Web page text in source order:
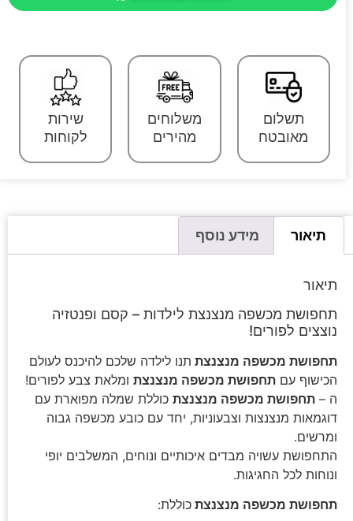
תשלום
מאובטח
משלוחים
מהירים
שירות
לקוחות
תיאור מידע נוסף
תיאור
תחפושת מכשפה מנצנצת לילדות – קסם ופנטזיה
נוצצים לפורים!
תחפושת מכשפה מנצנצת תנו לילדה שלכם להיכנס לעולם
הכישוף עם תחפושת מכשפה מנצנצת ומלאת צבע לפורים!
ה – תחפושת מכשפה מנצנצת כוללת שמלה מפוארת עם
דוגמאות מנצנצות וצבעוניות, יחד עם כובע מכשפה גבוה
ומרשים.
התחפושת עשויה מבדים איכותיים ונוחים, המשלבים יופי
ונוחות לכל החגיגות.
תחפושת מכשפה מנצנצת כוללת: